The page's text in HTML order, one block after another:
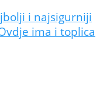
i najsigurniji
ima i toplica